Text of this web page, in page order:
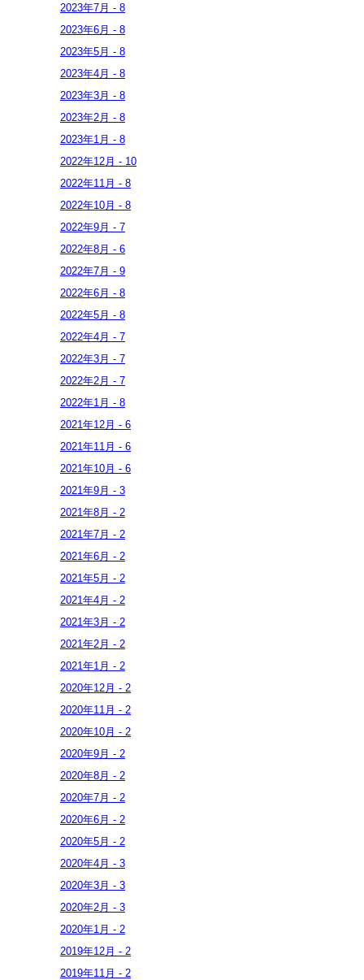
2023年7月 - 8
2023年6月 - 8
2023年5月 - 8
2023年4月 - 8
2023年3月 - 8
2023年2月 - 8
2023年1月 - 8
2022年12月 - 10
2022年11月 - 8
2022年10月 - 8
2022年9月 - 7
2022年8月 - 6
2022年7月 - 9
2022年6月 - 8
2022年5月 - 8
2022年4月 - 7
2022年3月 - 7
2022年2月 - 7
2022年1月 - 8
2021年12月 - 6
2021年11月 - 6
2021年10月 - 6
2021年9月 - 3
2021年8月 - 2
2021年7月 - 2
2021年6月 - 2
2021年5月 - 2
2021年4月 - 2
2021年3月 - 2
2021年2月 - 2
2021年1月 - 2
2020年12月 - 2
2020年11月 - 2
2020年10月 - 2
2020年9月 - 2
2020年8月 - 2
2020年7月 - 2
2020年6月 - 2
2020年5月 - 2
2020年4月 - 3
2020年3月 - 3
2020年2月 - 3
2020年1月 - 2
2019年12月 - 2
2019年11月 - 2